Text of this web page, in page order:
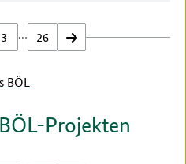
3 … 26 vor
BÖL
Projekten